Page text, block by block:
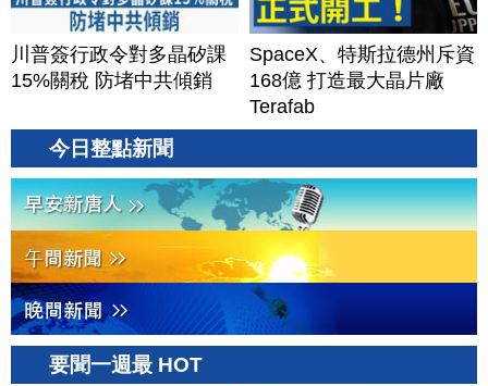
川普簽行政令對多晶矽課
15%關稅 防堵中共傾銷
SpaceX、特斯拉德州斥資
168億 打造最大晶片廠
Terafab
今日整點新聞
要聞一週最 HOT